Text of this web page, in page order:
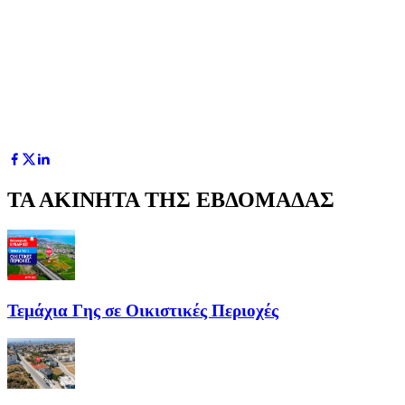
ΤΑ ΑΚΙΝΗΤΑ ΤΗΣ ΕΒΔΟΜΑΔΑΣ
Τεμάχια Γης σε Οικιστικές Περιοχές